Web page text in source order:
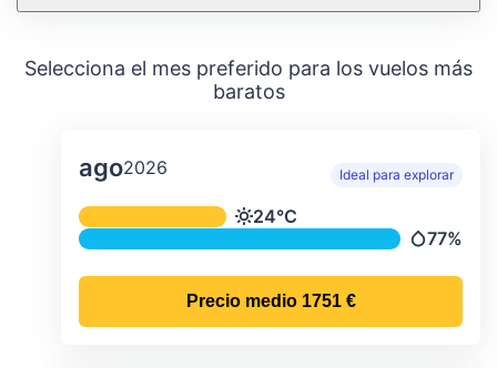
Selecciona el mes preferido para los vuelos más
baratos
ago2026 Ideal para explorar
Temperatura y precipitación media
Temperatura
24°C
77%
Precio medio 1751 €